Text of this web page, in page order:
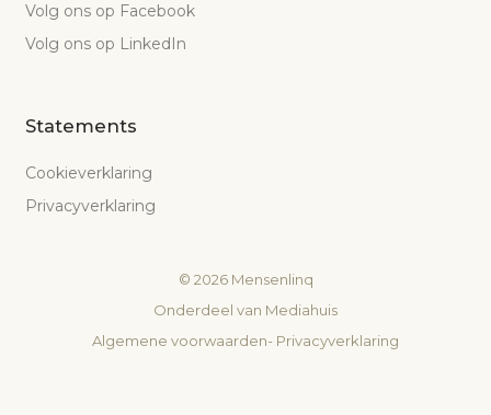
Volg ons op Facebook
Volg ons op LinkedIn
Statements
Cookieverklaring
Privacyverklaring
© 2026Mensenlinq
Onderdeel van Mediahuis
Algemene voorwaarden- Privacyverklaring